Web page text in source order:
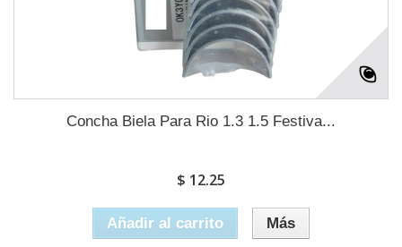
Concha Biela Para Rio 1.3 1.5 Festiva...
$ 12.25
Añadir al carrito Más